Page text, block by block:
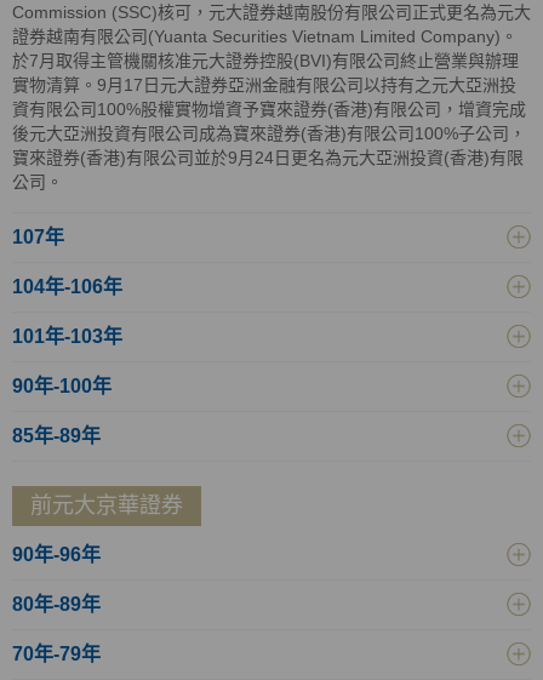
Commission (SSC)核可，元大證券越南股份有限公司正式更名為元大
證券越南有限公司(Yuanta Securities Vietnam Limited Company)。
於7月取得主管機關核准元大證券控股(BVI)有限公司終止營業與辦理
實物清算。9月17日元大證券亞洲金融有限公司以持有之元大亞洲投
資有限公司100%股權實物增資予寶來證券(香港)有限公司，增資完成
後元大亞洲投資有限公司成為寶來證券(香港)有限公司100%子公司，
寶來證券(香港)有限公司並於9月24日更名為元大亞洲投資(香港)有限
公司。
107年
104年-106年
101年-103年
90年-100年
85年-89年
前元大京華證券
90年-96年
80年-89年
70年-79年